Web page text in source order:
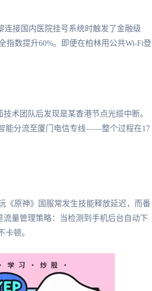
连接国内医院挂号系统时触发了金融级
指数提升60%。即便在柏林用公共Wi-Fi登
术团队后发现是某香港节点光缆中断。
能分流至厦门电信专线——整个过程在17
《原神》国服常发生技能释放延迟，而番
流量管理策略：当检测到手机后台自动下
顿。